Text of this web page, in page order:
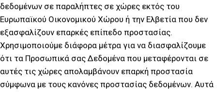
δεδομένων σε παραλήπτες σε χώρες εκτός του
Ευρωπαϊκού Οικονομικού Χώρου ή την Ελβετία που δεν
εξασφαλίζουν επαρκές επίπεδο προστασίας.
Χρησιμοποιούμε διάφορα μέτρα για να διασφαλίζουμε
ότι τα Προσωπικά σας Δεδομένα που μεταφέρονται σε
αυτές τις χώρες απολαμβάνουν επαρκή προστασία
σύμφωνα με τους κανόνες προστασίας δεδομένων. Αυτά